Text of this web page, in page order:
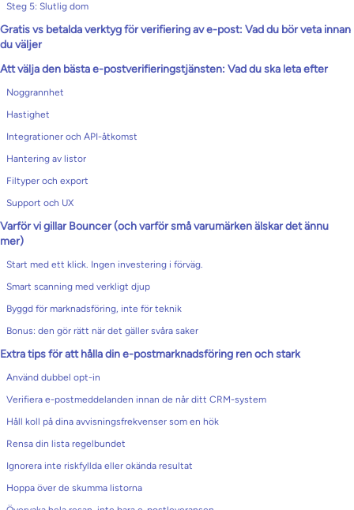
Steg 5: Slutlig dom
Gratis vs betalda verktyg för verifiering av e-post: Vad du bör veta innan
du väljer
Att välja den bästa e-postverifieringstjänsten: Vad du ska leta efter
Noggrannhet
Hastighet
Integrationer och API-åtkomst
Hantering av listor
Filtyper och export
Support och UX
Varför vi gillar Bouncer (och varför små varumärken älskar det ännu
mer)
Start med ett klick. Ingen investering i förväg.
Smart scanning med verkligt djup
Byggd för marknadsföring, inte för teknik
Bonus: den gör rätt när det gäller svåra saker
Extra tips för att hålla din e-postmarknadsföring ren och stark
Använd dubbel opt-in
Verifiera e-postmeddelanden innan de når ditt CRM-system
Håll koll på dina avvisningsfrekvenser som en hök
Rensa din lista regelbundet
Ignorera inte riskfyllda eller okända resultat
Hoppa över de skumma listorna